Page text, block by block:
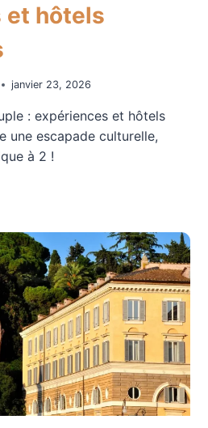
et hôtels
janvier 23, 2026
: expériences et hôtels
une escapade culturelle,
à 2 !